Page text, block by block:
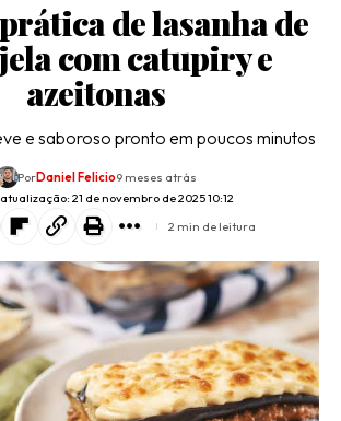
de lasanha de
com catupiry e
azeitonas
e saboroso pronto em poucos minutos
21 de novembro de 2025 10:12
PorDaniel Felicio9 meses atrás
2 min de leitura